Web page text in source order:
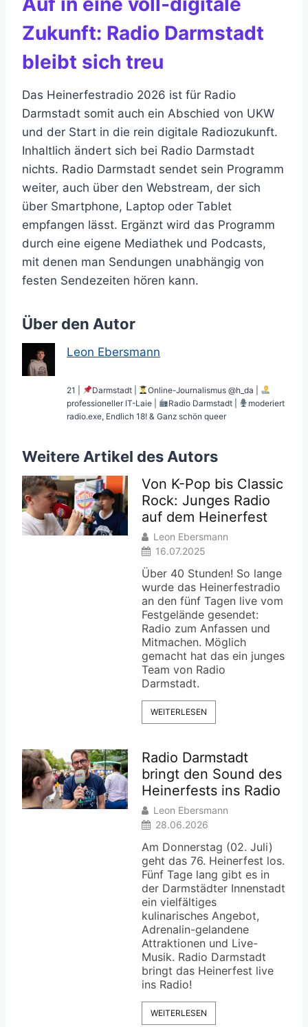
Zukunft: Radio Darmstadt
bleibt sich treu
Das Heinerfestradio 2026 ist für Radio
Darmstadt somit auch ein Abschied von UKW
und der Start in die rein digitale Radiozukunft.
Inhaltlich ändert sich bei Radio Darmstadt
nichts. Radio Darmstadt sendet sein Programm
weiter, auch über den Webstream, der sich
über Smartphone, Laptop oder Tablet
empfangen lässt. Ergänzt wird das Programm
durch eine eigene Mediathek und Podcasts,
mit denen man Sendungen unabhängig von
festen Sendezeiten hören kann.
Über den Autor
Leon Ebersmann
21 | Darmstadt |
Online-Journalismus @h_da |
professioneller IT-Laie |
Radio Darmstadt |
moderiert
radio.exe, Endlich 18! & Ganz schön queer
Weitere Artikel des Autors
Von K-Pop bis Classic
Rock: Junges Radio
auf dem Heinerfest
Leon Ebersmann
16.07.2025
Über 40 Stunden! So lange
wurde das Heinerfestradio
an den fünf Tagen live vom
Festgelände gesendet:
Radio zum Anfassen und
Mitmachen. Möglich
gemacht hat das ein junges
Team von Radio
Darmstadt.
WEITERLESEN
Radio Darmstadt
bringt den Sound des
Heinerfests ins Radio
Leon Ebersmann
28.06.2026
Am Donnerstag (02. Juli)
geht das 76. Heinerfest los.
Fünf Tage lang gibt es in
der Darmstädter Innenstadt
ein vielfältiges
kulinarisches Angebot,
Adrenalin-gelandene
Attraktionen und Live-
Musik. Radio Darmstadt
bringt das Heinerfest live
ins Radio!
WEITERLESEN